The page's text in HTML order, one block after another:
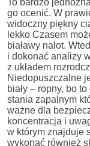
To bardzo
go ocenić. W
widoczny piękny
lekko Czasem
białawy nalot.
i dokonać analizy
z układem
Niedopuszczalne
biały – ropny, bo
stania zapalnym
ważne dla
koncentracja i
w którym znajduje
wykonać również